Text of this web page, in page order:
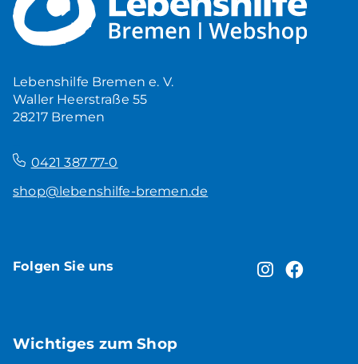
Lebenshilfe Bremen e. V.
Waller Heerstraße 55
28217 Bremen
0421 387 77-0
shop@lebenshilfe-bremen.de
Folgen Sie uns
Wichtiges zum Shop